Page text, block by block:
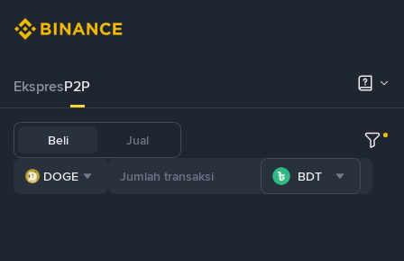
EkspresP2P
Beli Jual
DOGE BDT